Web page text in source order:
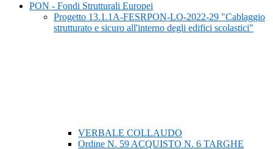
PON - Fondi Strutturali Europei
Progetto 13.1.1A-FESRPON-LO-2022-29 "Cablaggio
strutturato e sicuro all'interno degli edifici scolastici"
VERBALE COLLAUDO
Ordine N. 59 ACQUISTO N. 6 TARGHE